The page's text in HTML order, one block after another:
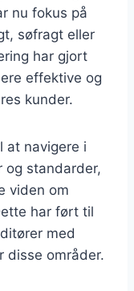
nu fokus på
søfragt eller
har gjort
effektive og
kunder.
at navigere i
og standarder,
viden om
har ført til
med
disse områder.